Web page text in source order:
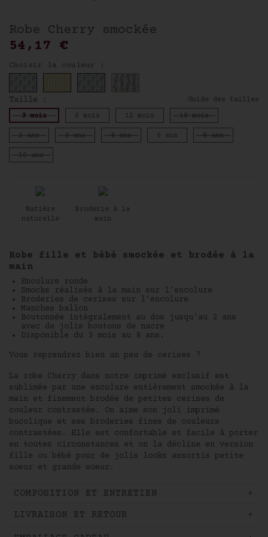
Robe Cherry smockée
54,17 €
Choisir la couleur :
Taille : Guide des tailles
3 mois 6 mois 12 mois 18 mois
2 ans 3 ans 4 ans 6 ans 8 ans
10 ans
Matière
naturelle
Broderie à la
main
Robe fille et bébé smockée et brodée à la
main
Encolure ronde
Smocks réalisés à la main sur l'encolure
Broderies de cerises sur l'encolure
Manches ballon
Boutonnée intégralement au dos jusqu'au 2 ans
avec de jolis boutons de nacre
Disponible du 3 mois au 8 ans.
Vous reprendrez bien un peu de cerises ?
La robe Cherry dans notre imprimé exclusif est
sublimée par une encolure entièrement smockée à la
main et finement brodée de petites cerises de
couleur contrastée. On aime son joli imprimé
bucolique et ses broderies fines de couleurs
contrastées. Elle est confortable et facile à porter
en toutes circonstances et on la décline en version
fille ou bébé pour de jolis looks assortis petite
soeur et grande soeur.
COMPOSITION ET ENTRETIEN
LIVRAISON ET RETOUR
Newsletter